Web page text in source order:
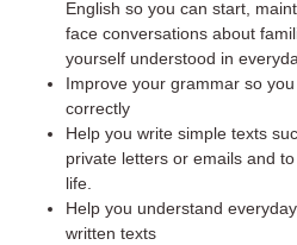
English so you can start,
face conversations about
yourself understood in
Improve your grammar so
correctly
Help you write simple texts
private letters or emails and
life.
Help you understand
written texts